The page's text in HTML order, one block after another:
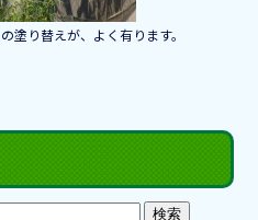
塗り替えが、よく有ります。